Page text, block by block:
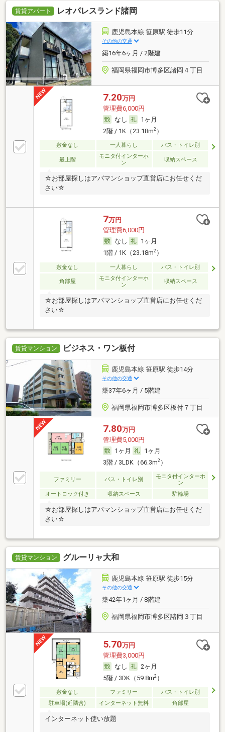
賃貸アパート レオパレスランド諸岡
鹿児島本線 笹原駅 徒歩11分
その他の交通
築16年6ヶ月 / 2階建
福岡県福岡市博多区諸岡４丁目
7.20万円
管理費6,000円
なし
1ヶ月
2階 / 1K（23.18m2）
敷金なし 一人暮らし バス・トイレ別
最上階
モニタ付インターホ
ン
収納スペース
☆お部屋探しはアパマンショップ直営店にお任せくだ
さい☆
7万円
管理費6,000円
なし
1ヶ月
1階 / 1K（23.18m2）
敷金なし 一人暮らし バス・トイレ別
角部屋
モニタ付インターホ
ン
収納スペース
☆お部屋探しはアパマンショップ直営店にお任せくだ
さい☆
賃貸マンション ビジネス・ワン板付
鹿児島本線 笹原駅 徒歩14分
その他の交通
築37年6ヶ月 / 5階建
福岡県福岡市博多区板付７丁目
7.80万円
管理費5,000円
1ヶ月
1ヶ月
3階 / 3LDK（66.3m2）
ファミリー バス・トイレ別
モニタ付インターホ
ン
オートロック付き
収納スペース 駐輪場
☆お部屋探しはアパマンショップ直営店にお任せくだ
さい☆
賃貸マンション グルーリャ大和
鹿児島本線 笹原駅 徒歩15分
その他の交通
築42年1ヶ月 / 8階建
福岡県福岡市博多区諸岡３丁目
5.70万円
管理費3,000円
なし
2ヶ月
5階 / 3DK（59.8m2）
敷金なし ファミリー
バス・トイレ別
駐車場(近隣含)
インターネット無料 角部屋
インターネット使い放題